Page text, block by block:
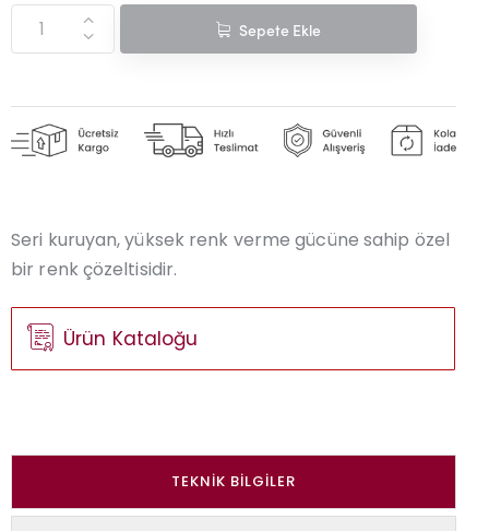
Sepete Ekle
Seri kuruyan, yüksek renk verme gücüne sahip özel
bir renk çözeltisidir.
Ürün Kataloğu
TEKNIK BILGILER